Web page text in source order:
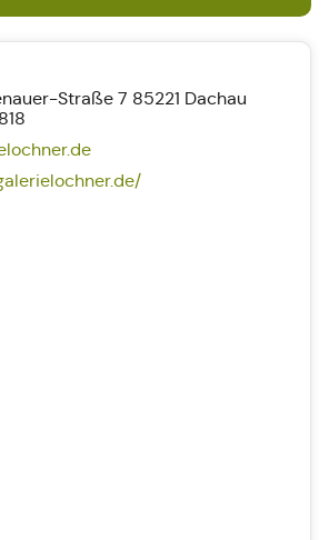
Straße 7 85221 Dachau